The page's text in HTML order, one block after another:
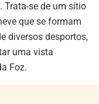
Trata-se de um sítio
que se formam
diversos desportos,
uma vista
Foz.